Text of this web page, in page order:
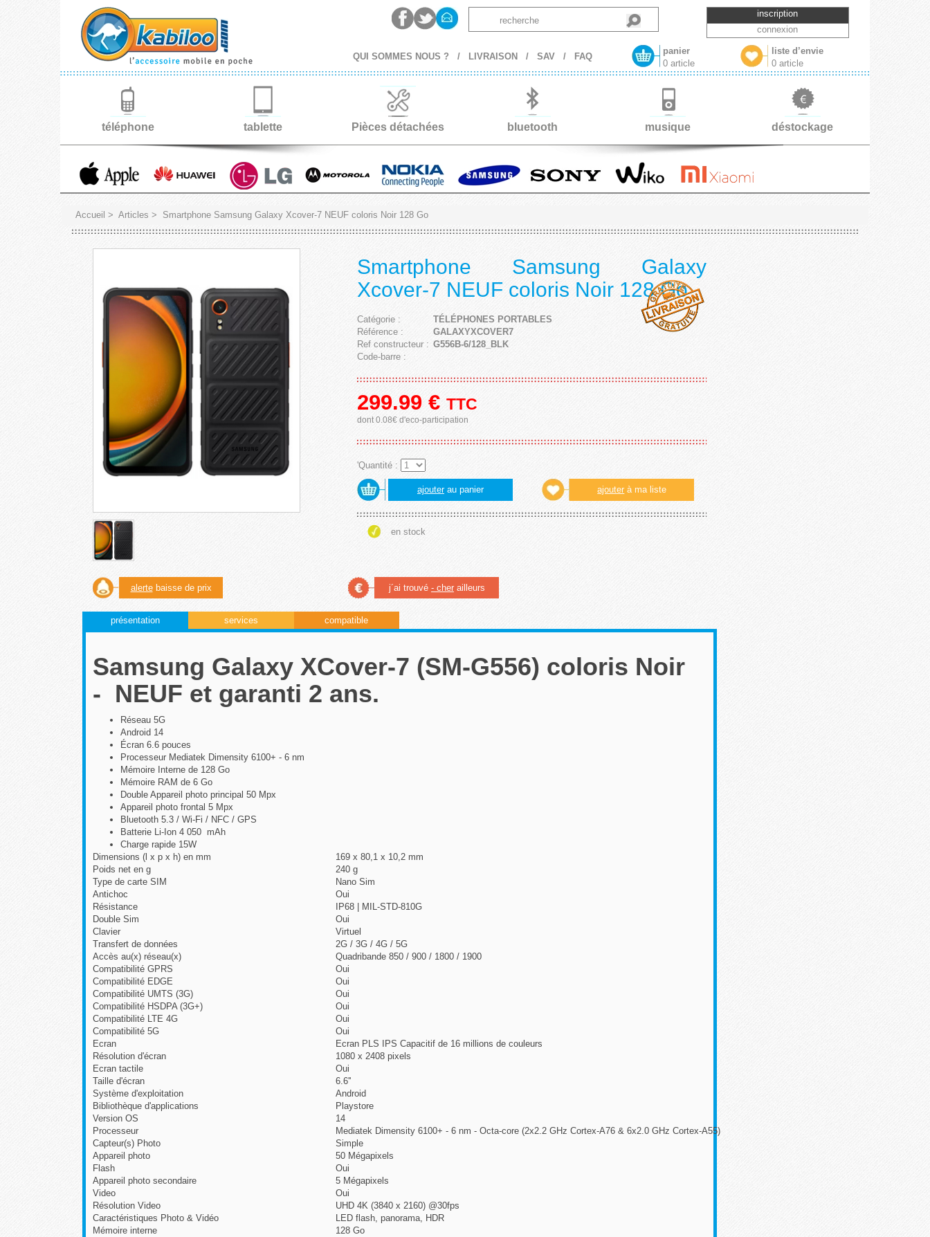
inscription
connexion
QUI SOMMES NOUS ? / LIVRAISON / SAV / FAQ
panier
0 article
liste d’envie
0 article
téléphone tablette Pièces détachées bluetooth musique déstockage
Accueil > Articles > Smartphone Samsung Galaxy Xcover-7 NEUF coloris Noir 128 Go
Smartphone Samsung Galaxy
Xcover-7 NEUF coloris Noir 128 Go
Catégorie :
TÉLÉPHONES PORTABLES
Référence :
GALAXYXCOVER7
Ref constructeur : G556B-6/128_BLK
Code-barre :
299.99€ TTC
dont 0.08€ d'eco-participation
'Quantité :
ajouterau panier ajouter à ma liste
en stock
alertebaisse de prix j´ai trouvé - cherailleurs
présentation services compatible
Samsung Galaxy XCover-7 (SM-G556) coloris Noir
- NEUF et garanti 2 ans.
Réseau 5G
Android 14
Écran 6.6 pouces
Processeur Mediatek Dimensity 6100+ - 6 nm
Mémoire Interne de 128 Go
Mémoire RAM de 6 Go
Double Appareil photo principal 50 Mpx
Appareil photo frontal 5 Mpx
Bluetooth 5.3 / Wi-Fi / NFC / GPS
Batterie Li-Ion 4 050 mAh
Charge rapide 15W
Dimensions (l x p x h) en mm
169 x 80,1 x 10,2 mm
Poids net en g
240 g
Type de carte SIM
Nano Sim
Antichoc
Oui
Résistance
IP68 | MIL-STD-810G
Double Sim
Oui
Clavier
Virtuel
Transfert de données
2G / 3G / 4G / 5G
Accès au(x) réseau(x)
Quadribande 850 / 900 / 1800 / 1900
Compatibilité GPRS
Oui
Compatibilité EDGE
Oui
Compatibilité UMTS (3G)
Oui
Compatibilité HSDPA (3G+)
Oui
Compatibilité LTE 4G
Oui
Compatibilité 5G
Oui
Ecran
Ecran PLS IPS Capacitif de 16 millions de couleurs
Résolution d'écran
1080 x 2408 pixels
Ecran tactile
Oui
Taille d'écran
6.6''
Système d'exploitation
Android
Bibliothèque d'applications
Playstore
Version OS
14
Processeur
Mediatek Dimensity 6100+ - 6 nm - Octa-core (2x2.2 GHz Cortex-A76 & 6x2.0 GHz Cortex-A55)
Capteur(s) Photo
Simple
Appareil photo
50 Mégapixels
Flash
Oui
Appareil photo secondaire
5 Mégapixels
Video
Oui
Résolution Video
UHD 4K (3840 x 2160) @30fps
Caractéristiques Photo & Vidéo
LED flash, panorama, HDR
Mémoire interne
128 Go